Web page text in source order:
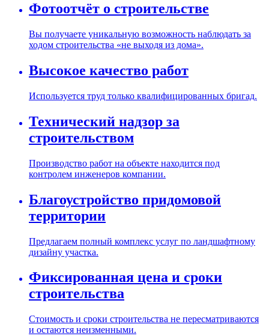
Фотоотчёт о строительстве
Вы получаете уникальную возможность наблюдать за
ходом строительства «не выходя из дома».
Высокое качество работ
Используется труд только квалифицированных бригад.
Технический надзор за
строительством
Производство работ на объекте находится под
контролем инженеров компании.
Благоустройство придомовой
территории
Предлагаем полный комплекс услуг по ландшафтному
дизайну участка.
Фиксированная цена и сроки
строительства
Стоимость и сроки строительства не пересматриваются
и остаются неизменными.